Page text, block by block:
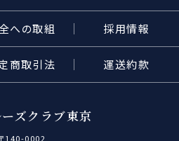
への取組 採用情報
商取引法 運送約款
ズクラブ東京
140-0002